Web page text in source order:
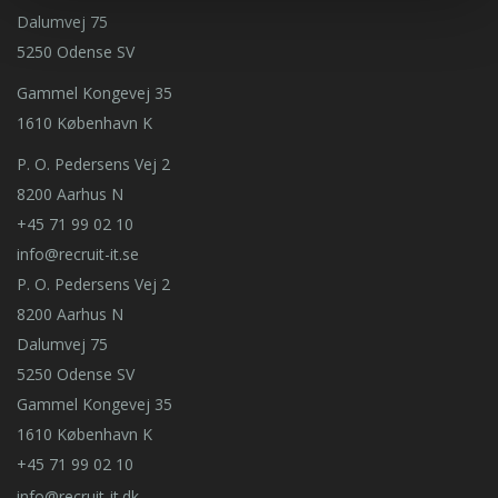
Dalumvej 75
5250 Odense SV
Gammel Kongevej 35
1610 København K
P. O. Pedersens Vej 2
8200 Aarhus N
+45 71 99 02 10
info@recruit-it.se
P. O. Pedersens Vej 2
8200 Aarhus N
Dalumvej 75
5250 Odense SV
Gammel Kongevej 35
1610 København K
+45 71 99 02 10